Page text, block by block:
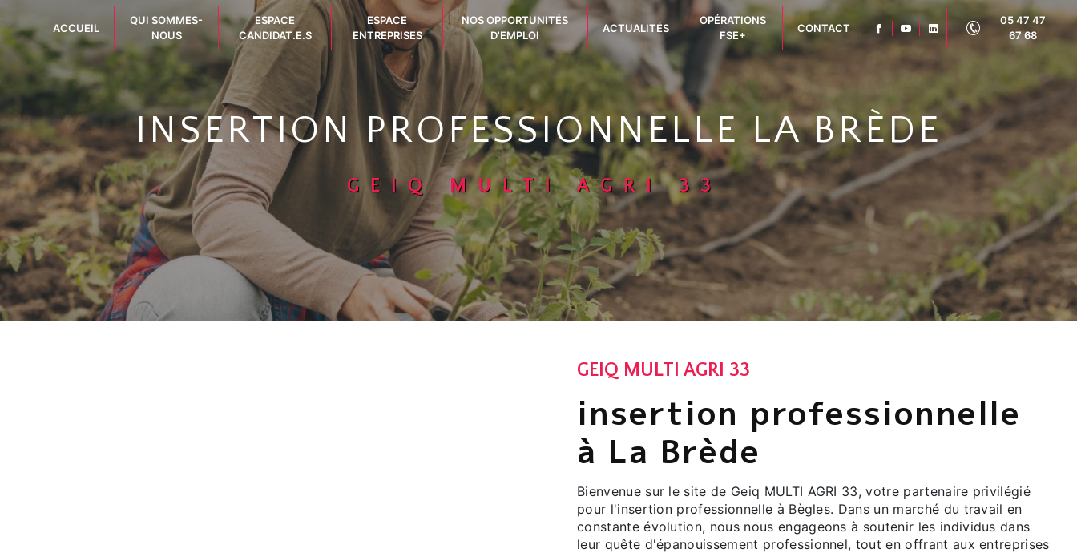
ACCUEIL
QUI SOMMES-
NOUS
ESPACE
CANDIDAT.E.S
ESPACE
ENTREPRISES
NOS OPPORTUNITÉS
D'EMPLOI
ACTUALITÉS
OPÉRATIONS
FSE+
CONTACT
05 47 47
67 68
INSERTION PROFESSIONNELLE LA BRÈDE
GEIQ MULTI AGRI 33
GEIQ MULTI AGRI 33
insertion professionnelle
à La Brède
Bienvenue sur le site de Geiq MULTI AGRI 33, votre partenaire privilégié
pour l'insertion professionnelle à Bègles. Dans un marché du travail en
constante évolution, nous nous engageons à soutenir les individus dans
leur quête d'épanouissement professionnel, tout en offrant aux entreprises
Panneau de gestion des cookies